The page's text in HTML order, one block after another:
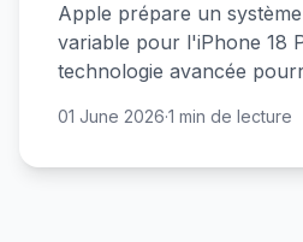
Apple prépare un
variable pour l'iPhone 18
technologie avancée
01 June 2026·1 min de lecture